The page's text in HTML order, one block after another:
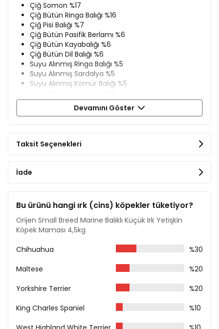
Çiğ Somon %17
Çiğ Bütün Ringa Balığı %16
Çiğ Pisi Balığı %7
Çiğ Bütün Pasifik Berlamı %6
Çiğ Bütün Kayabalığı %6
Çiğ Bütün Dil Balığı %6
Suyu Alınmış Ringa Balığı %5
Suyu Alınmış Sardalya %5
Suyu Alınmış Kömür Balığı %5
Suyu Alınmış Mavi Mezgit %5
Bütün Kırmızı Mercimek
Bütün Yeşil Mercimek
Ayçiçek Yağı
Yeni Zelanda Çiğ Yeşil Midyesi
Kurutulmuş Yosun
Taze Bütün Balkabağı
Taze Bütün Kabak
Taze Bütün Elma
Taze Bütün Armut
Yucca Bitkisi
Taze Kara Lahana
Devamını Göster
Taksit Seçenekleri
İade
Bu ürünü hangi ırk (cins) köpekler tüketiyor?
Orijen Small Breed Marine Balıklı Küçük Irk Yetişkin
Köpek Maması 4,5kg
Chihuahua
%30
Maltese
%20
Yorkshire Terrier
%20
King Charles Spaniel
%10